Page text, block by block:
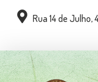
Rua 14 de Julho,